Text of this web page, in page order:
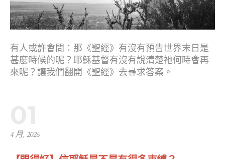
有人或許會問：那《聖經》有沒有預告世界末日是
甚麼時候的呢？耶穌基督有沒有說清楚祂何時會再
來呢？讓我們翻開《聖經》去尋求答案。
4 月, 2026